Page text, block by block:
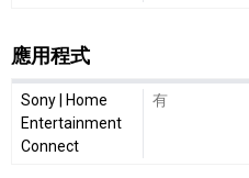
應用程式
應用程式細節敘述
Sony | Home
Entertainment
Connect
有